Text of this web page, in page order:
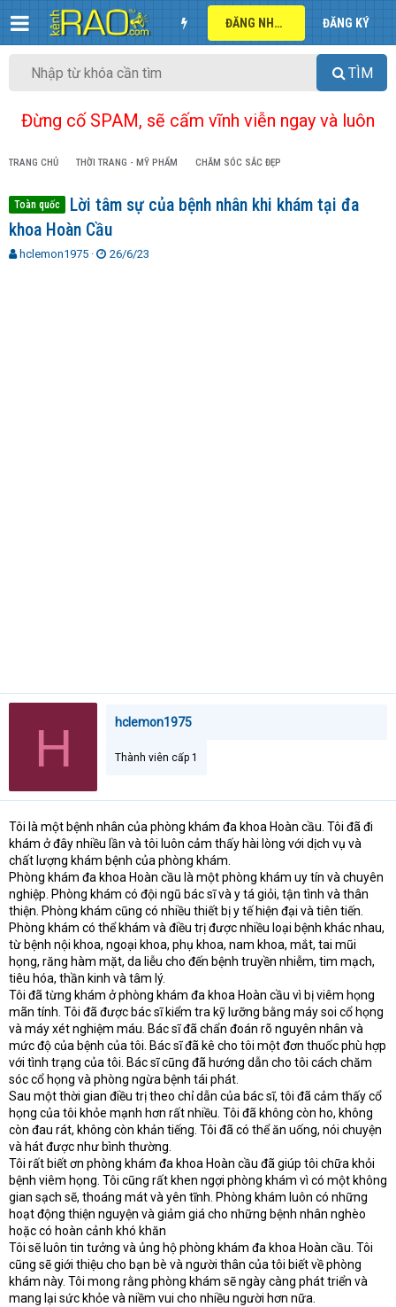
ĐĂNG NHẬP ĐĂNG KÝ
TÌM
Đừng cố SPAM, sẽ cấm vĩnh viễn ngay và luôn
TRANG CHỦ THỜI TRANG - MỸ PHẨM CHĂM SÓC SẮC ĐẸP
Toàn quốc
Lời tâm sự của bệnh nhân khi khám tại đa
khoa Hoàn Cầu
Thclemon1975
N
26/6/23
H hclemon1975
Thành viên cấp 1
Tôi là một bệnh nhân của phòng khám đa khoa Hoàn cầu. Tôi đã đi
khám ở đây nhiều lần và tôi luôn cảm thấy hài lòng với dịch vụ và
chất lượng khám bệnh của phòng khám.
Phòng khám đa khoa Hoàn cầu là một phòng khám uy tín và chuyên
nghiệp. Phòng khám có đội ngũ bác sĩ và y tá giỏi, tận tình và thân
thiện. Phòng khám cũng có nhiều thiết bị y tế hiện đại và tiên tiến.
Phòng khám có thể khám và điều trị được nhiều loại bệnh khác nhau,
từ bệnh nội khoa, ngoại khoa, phụ khoa, nam khoa, mắt, tai mũi
họng, răng hàm mặt, da liễu cho đến bệnh truyền nhiễm, tim mạch,
tiêu hóa, thần kinh và tâm lý.
Tôi đã từng khám ở phòng khám đa khoa Hoàn cầu vì bị viêm họng
mãn tính. Tôi đã được bác sĩ kiểm tra kỹ lưỡng bằng máy soi cổ họng
và máy xét nghiệm máu. Bác sĩ đã chẩn đoán rõ nguyên nhân và
mức độ của bệnh của tôi. Bác sĩ đã kê cho tôi một đơn thuốc phù hợp
với tình trạng của tôi. Bác sĩ cũng đã hướng dẫn cho tôi cách chăm
sóc cổ họng và phòng ngừa bệnh tái phát.
Sau một thời gian điều trị theo chỉ dẫn của bác sĩ, tôi đã cảm thấy cổ
họng của tôi khỏe mạnh hơn rất nhiều. Tôi đã không còn ho, không
còn đau rát, không còn khản tiếng. Tôi đã có thể ăn uống, nói chuyện
và hát được như bình thường.
Tôi rất biết ơn phòng khám đa khoa Hoàn cầu đã giúp tôi chữa khỏi
bệnh viêm họng. Tôi cũng rất khen ngợi phòng khám vì có một không
gian sạch sẽ, thoáng mát và yên tĩnh. Phòng khám luôn có những
hoạt động thiện nguyện và giảm giá cho những bệnh nhân nghèo
hoặc có hoàn cảnh khó khăn
Tôi sẽ luôn tin tưởng và ủng hộ phòng khám đa khoa Hoàn cầu. Tôi
cũng sẽ giới thiệu cho bạn bè và người thân của tôi biết về phòng
khám này. Tôi mong rằng phòng khám sẽ ngày càng phát triển và
mang lại sức khỏe và niềm vui cho nhiều người hơn nữa.